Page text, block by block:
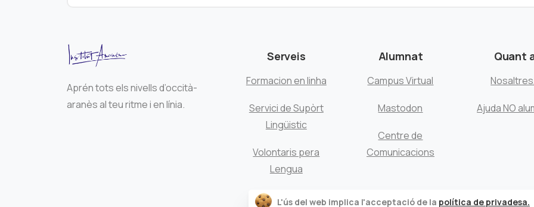
Aprén tots els nivells d’occità-
aranès al teu ritme i en línia.
Serveis
Formacion en linha
Servici de Supòrt
Lingüistic
Volontaris pera
Lengua
Alumnat
Campus Virtual
Mastodon
Centre de
Comunicacions
Quant
Ajuda NO
L'ús del web implica l'acceptació de la política de privadesa.